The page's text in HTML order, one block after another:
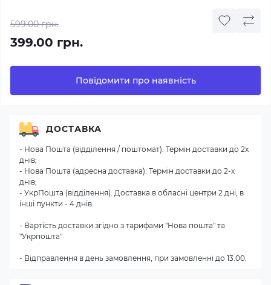
599.00 грн.
399.00 грн.
Повідомити про наявність
ДОСТАВКА
- Нова Пошта (відділення / поштомат). Термін доставки до 2х
днів;
- Нова Пошта (адресна доставка). Термін доставки до 2-х
днів;
- УкрПошта (відділення). Доставка в обласні центри 2 дні, в
інші пункти - 4 днів.
- Вартість доставки згідно з тарифами "Нова пошта" та
"Укрпошта"
- Відправлення в день замовлення, при замовленні до 13.00.